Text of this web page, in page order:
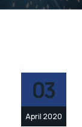
03
April 2020